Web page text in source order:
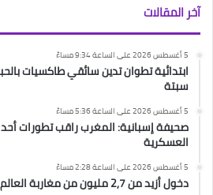
آخر المقالات
5 أغسطس 2026 على الساعة 9:34 مساءً
ابتدائية تطوان تدين سائقي طاكسيات
سبتة
5 أغسطس 2026 على الساعة 5:36 مساءً
صحيفة إسبانية: المغرب راقب تطورات
العسكرية
5 أغسطس 2026 على الساعة 2:28 مساءً
دخول أزيد من 2,7 مليون من مغاربة العالم منذ انطلاق عملية “مرحبا”